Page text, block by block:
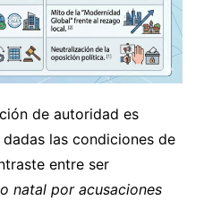
de autoridad es
las condiciones de
entre ser
natal por acusaciones